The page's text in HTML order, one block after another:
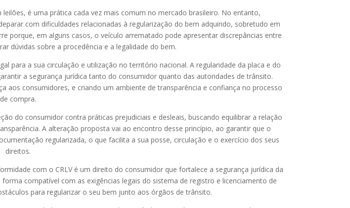
é uma prática cada vez mais comum no mercado brasileiro. No entanto,
com dificuldades relacionadas à regularização do bem adquirido, sobretudo em
porque, em alguns casos, o veículo arrematado pode apresentar discrepâncias entre
dúvidas sobre a procedência e a legalidade do bem.
para a sua circulação e utilização no território nacional. A regularidade da placa e do
a segurança jurídica tanto do consumidor quanto das autoridades de trânsito.
aos consumidores, e criando um ambiente de transparência e confiança no processo
de compra.
do consumidor contra práticas prejudiciais e desleais, buscando equilibrar a relação
A alteração proposta vai ao encontro desse princípio, ao garantir que o
regularizada, o que facilita a sua posse, circulação e o exercício dos seus
direitos.
com o CRLV é um direito do consumidor que fortalece a segurança jurídica da
compatível com as exigências legais do sistema de registro e licenciamento de
para regularizar o seu bem junto aos órgãos de trânsito.